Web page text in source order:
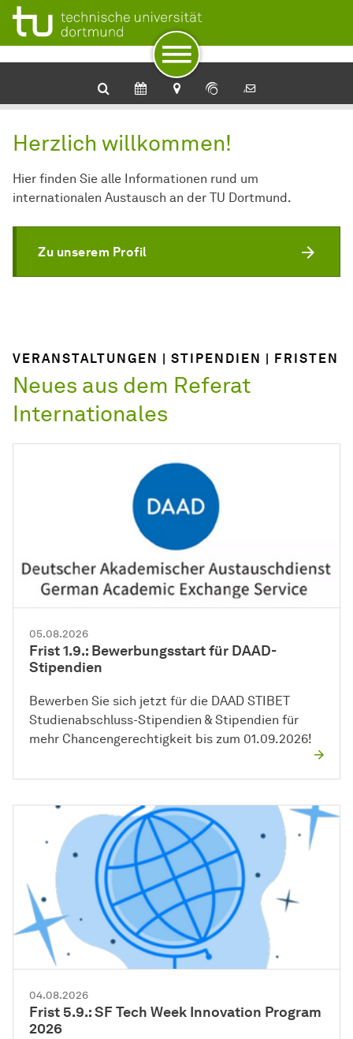
Zur Navigation für Zielgruppen
Zur Navigation nach Themen
Zum Schnellzugriff
Zum Fuß der Seite mit weiteren Services
Zum Inhalt
Zur Startseite
Herzlich willkommen!
Hier finden Sie alle Informationen rund um
internationalen Austausch an der TU Dortmund.
Zu unserem Profil
VERANSTALTUNGEN | STIPENDIEN | FRISTEN
Neues aus dem Referat
Internationales
05.08.2026
Frist 1.9.: Bewerbungsstart für DAAD-
Stipendien
Bewerben Sie sich jetzt für die DAAD STIBET
Studienabschluss-Stipendien & Stipendien für
mehr Chancengerechtigkeit bis zum 01.09.2026!
04.08.2026
Frist 5.9.: SF Tech Week Innovation Program
2026